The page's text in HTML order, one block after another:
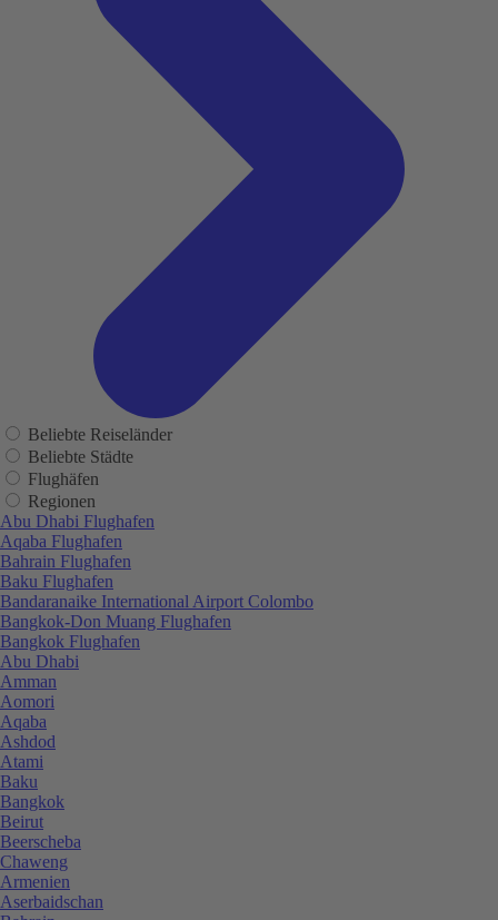
Beliebte Reiseländer
Beliebte Städte
Flughäfen
Regionen
Abu Dhabi Flughafen
Aqaba Flughafen
Bahrain Flughafen
Baku Flughafen
Bandaranaike International Airport Colombo
Bangkok-Don Muang Flughafen
Bangkok Flughafen
Abu Dhabi
Amman
Aomori
Aqaba
Ashdod
Atami
Baku
Bangkok
Beirut
Beerscheba
Chaweng
Armenien
Aserbaidschan